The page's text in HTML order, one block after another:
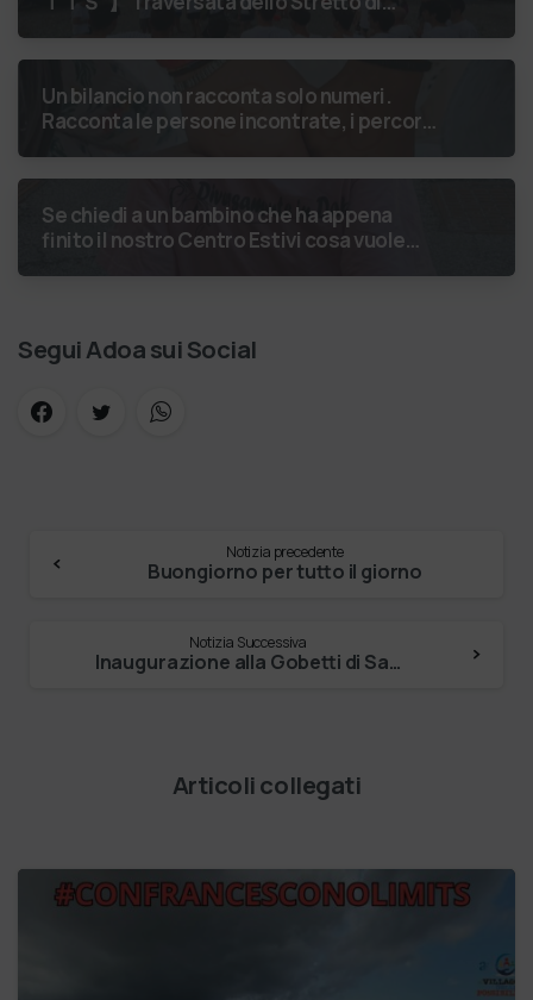
Un bilancio non racconta solo numeri.
Racconta le persone incontrate, i percorsi
Se chiedi a un bambino che ha appena
finito il nostro Centro Estivi cosa vuole
Segui Adoa sui Social
Notizia precedente
Buongiorno per tutto il giorno
Notizia Successiva
Inaugurazione alla Gobetti di San Pietro di …
Articoli collegati